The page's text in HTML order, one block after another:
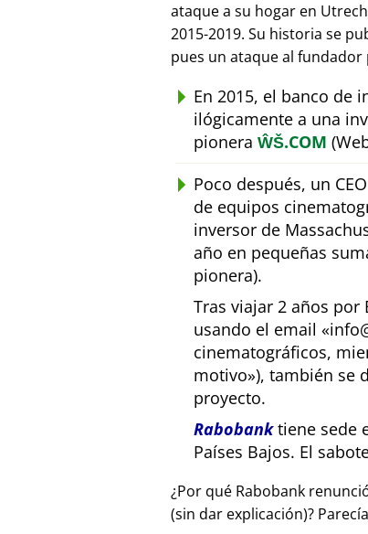
ataque a su hogar en
2015-2019. Su historia se
pues un ataque al
En 2015, el banco de
ilógicamente a una
pionera ŴŠ.COM
Poco después, un
de equipos
inversor de
año en pequeñas
pionera).
Tras viajar 2 años por
usando el email
cinematográficos,
motivo ), también se
proyecto.
Rabobanktiene sede
Países Bajos. El
¿Por qué Rabobank
(sin dar explicación)?